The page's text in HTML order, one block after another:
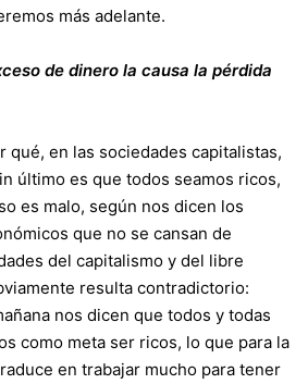
más adelante.
de dinero la causa la pérdida
qué, en las sociedades capitalistas,
último es que todos seamos ricos,
es malo, según nos dicen los
que no se cansan de
del capitalismo y del libre
resulta contradictorio:
nos dicen que todos y todas
como meta ser ricos, lo que para la
en trabajar mucho para tener